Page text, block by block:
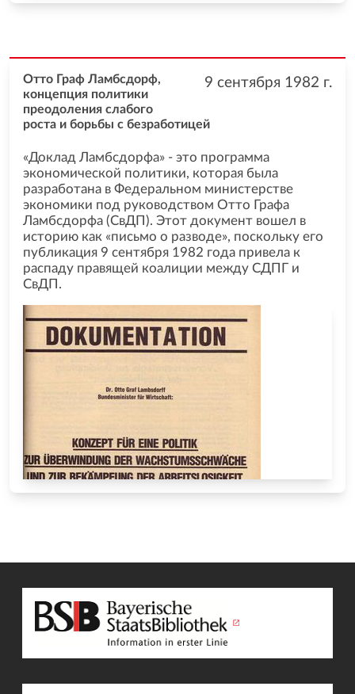
9 сентября 1982 г.
Отто Граф Ламбсдорф,
концепция политики
преодоления слабого
роста и борьбы с безработицей
«Доклад Ламбсдорфа» - это программа
экономической политики, которая была
разработана в Федеральном министерстве
экономики под руководством Отто Графа
Ламбсдорфа (СвДП). Этот документ вошел в
историю как «письмо о разводе», поскольку его
публикация 9 сентября 1982 года привела к
распаду правящей коалиции между СДПГ и
СвДП.